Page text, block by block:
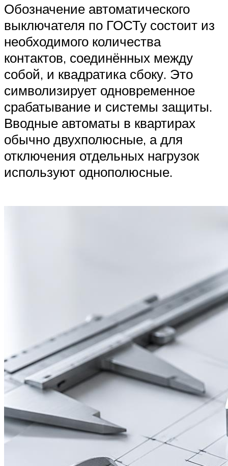
Обозначение автоматического
выключателя по ГОСТу состоит из
необходимого количества
контактов, соединённых между
собой, и квадратика сбоку. Это
символизирует одновременное
срабатывание и системы защиты.
Вводные автоматы в квартирах
обычно двухполюсные, а для
отключения отдельных нагрузок
используют однополюсные.